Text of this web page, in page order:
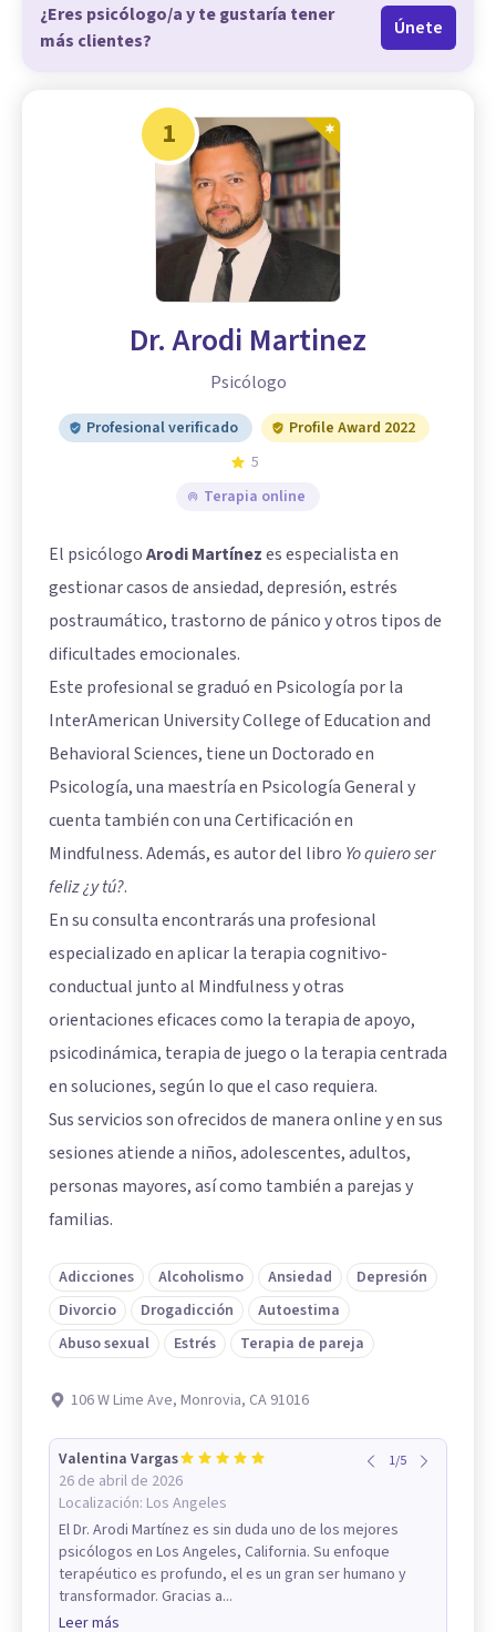
¿Eres psicólogo/a y te gustaría tener
más clientes?
Únete
1
Dr. Arodi Martinez
Psicólogo
Profesional verificado
Profile Award 2022
5
Terapia online
El psicólogoArodi Martínezes especialista en
gestionar casos de ansiedad, depresión, estrés
postraumático, trastorno de pánico y otros tipos de
dificultades emocionales.
Este profesional se graduó en Psicología por la
InterAmerican University College of Education and
Behavioral Sciences, tiene un Doctorado en
Psicología, una maestría en Psicología General y
cuenta también con una Certificación en
Mindfulness. Además, es autor del libro Yo quiero ser
feliz ¿y tú?.
En su consulta encontrarás una profesional
especializado en aplicar la terapia cognitivo-
conductual junto al Mindfulness y otras
orientaciones eficaces como la terapia de apoyo,
psicodinámica, terapia de juego o la terapia centrada
en soluciones, según lo que el caso requiera.
Sus servicios son ofrecidos de manera online y en sus
sesiones atiende a niños, adolescentes, adultos,
personas mayores, así como también a parejas y
familias.
Adicciones Alcoholismo Ansiedad
Depresión
Divorcio
Drogadicción
Autoestima
Abuso sexual
Estrés Terapia de pareja
106 W Lime Ave, Monrovia, CA 91016
Valentina Vargas
26 de abril de 2026
Localización: Los Angeles
1/5
El Dr. Arodi Martínez es sin duda uno de los mejores
psicólogos en Los Angeles, California. Su enfoque
terapéutico es profundo, el es un gran ser humano y
transformador. Gracias a...
Leer más